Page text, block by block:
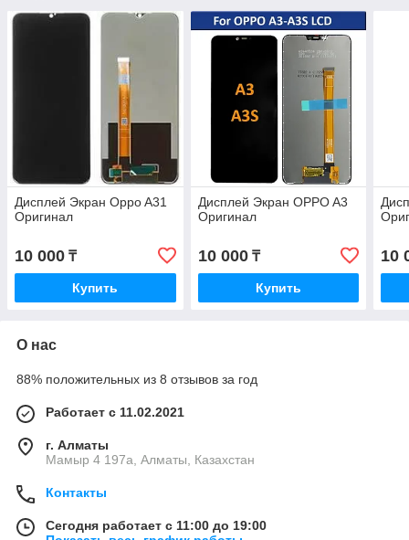
Дисплей Экран Oppo A31
Оригинал
10 000 ₸
Купить
Дисплей Экран OPPO A3
Оригинал
10 000₸
Купить
10
О нас
88% положительных из 8 отзывов за год
Работает с 11.02.2021
г. Алматы
Мамыр 4 197а, Алматы, Казахстан
Контакты
Сегодня работает с 11:00 до 19:00